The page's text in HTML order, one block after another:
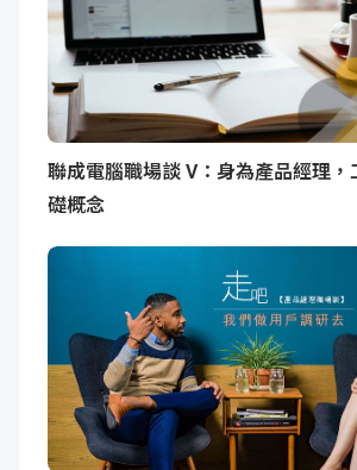
聯成電腦職場談 V：身為產品經理，
礎概念